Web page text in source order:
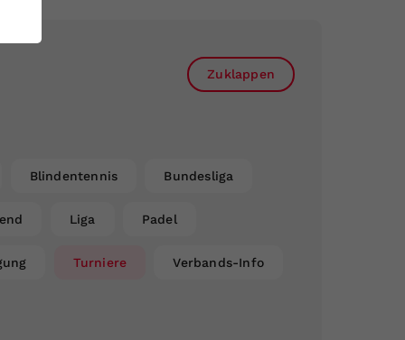
Zuklappen
Blindentennis Bundesliga
Liga Padel
Turniere Verbands-Info